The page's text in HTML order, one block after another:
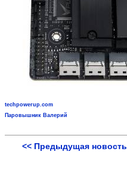
techpowerup.com
Паровышник Валерий
<< Предыдущая новость